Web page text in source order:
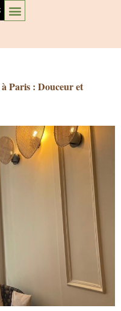
Paris : Douceur et